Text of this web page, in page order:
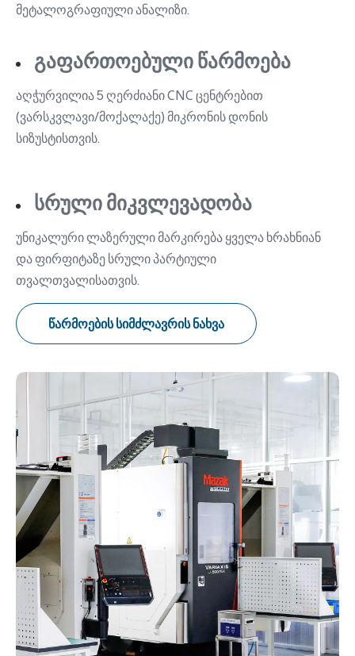
მეტალოგრაფიული ანალიზი.
გაფართოებული წარმოება
აღჭურვილია 5 ღერძიანი CNC ცენტრებით
(ვარსკვლავი/მოქალაქე) მიკრონის დონის
სიზუსტისთვის.
სრული მიკვლევადობა
უნიკალური ლაზერული მარკირება ყველა ხრახნიან
და ფირფიტაზე სრული პარტიული
თვალთვალისათვის.
წარმოების სიმძლავრის ნახვა